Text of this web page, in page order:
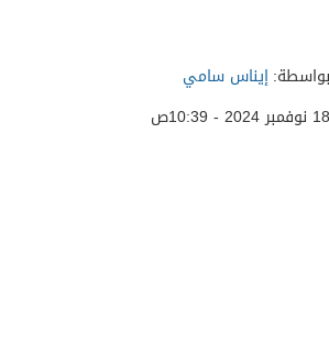
إيناس سامي
18 نوفمبر 2024 - 10:39ص